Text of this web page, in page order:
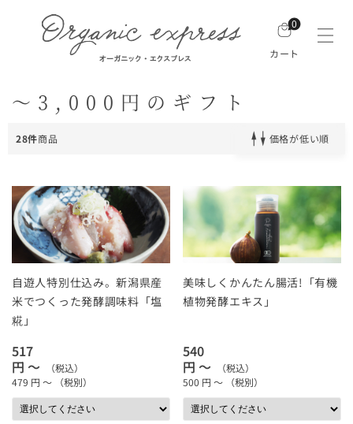
0
カート
～3,000円のギフト
28件商品 価格が低い順
自遊人特別仕込み。新潟県産
米でつくった発酵調味料「塩
糀」
517
円 ～
（税込）
479 円 ～ （税別）
美味しくかんたん腸活!「有機
植物発酵エキス」
540
円 ～
（税込）
500 円 ～ （税別）